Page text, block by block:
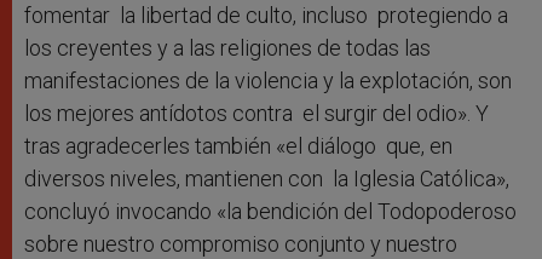
fomentar la libertad de culto, incluso protegiendo a
los creyentes y a las religiones de todas las
manifestaciones de la violencia y la explotación, son
los mejores antídotos contra el surgir del odio». Y
tras agradecerles también «el diálogo que, en
diversos niveles, mantienen con la Iglesia Católica»,
concluyó invocando «la bendición del Todopoderoso
sobre nuestro compromiso conjunto y nuestro